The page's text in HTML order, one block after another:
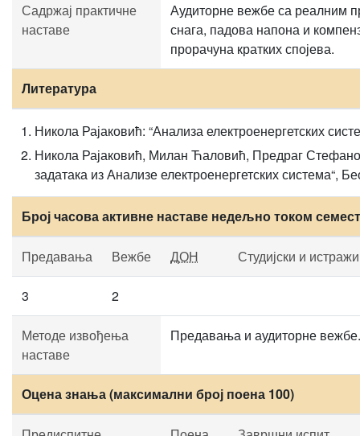
Садржај практичне
наставе
Аудиторне вежбе са реалним
снага, падова напона и
прорачуна кратких спојева.
Литература
Никола Рајаковић: “Анализа електроенергетских
Никола Рајаковић, Милан Ћаловић, Предраг
задатака из Анализе електроенергетских система“,
Број часова активне наставе недељно током
Предавања Вежбе ДОН Студијски и
3 2
Методе извођења
наставе
Предавања и аудиторне вежбе.
Оцена знања (максимални број поена 100)